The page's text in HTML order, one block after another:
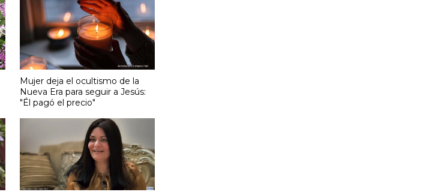
Mujer deja el ocultismo de la
Nueva Era para seguir a Jesús:
"Él pagó el precio"